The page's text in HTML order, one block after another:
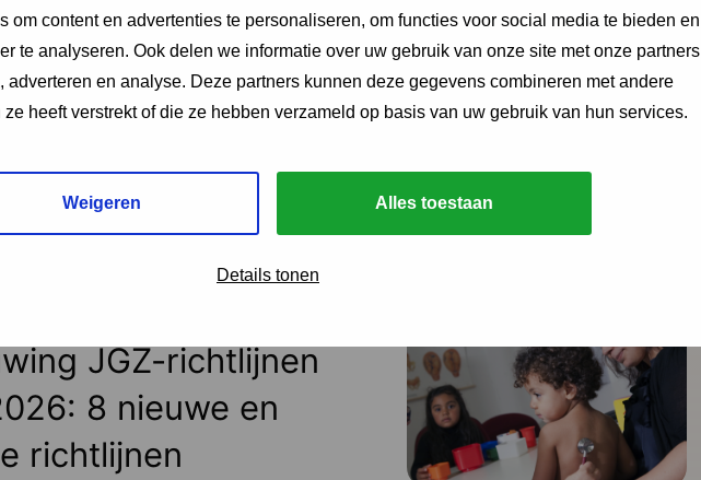
om content en advertenties te personaliseren, om functies voor social media te bieden en
te analyseren. Ook delen we informatie over uw gebruik van onze site met onze partners
adverteren en analyse. Deze partners kunnen deze gegevens combineren met andere
heeft verstrekt of die ze hebben verzameld op basis van uw gebruik van hun services.
Weigeren Alles toestaan
Details tonen
dat ouders snakken naar rust, staan ze
hen te hulp, noteert Igor Ivakic,
van het Nederlands Centrum
JGZ-richtlijnen
8 nieuwe en
richtlijnen